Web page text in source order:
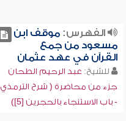
الفهرس:موقف ابن
مسعود من جمع
القرآن في عهد عثمان
للشيخ: عبد الرحيم الطحان
جزء من محاضرة ( شرح الترمذي
- باب الاستنجاء بالحجرين [5])